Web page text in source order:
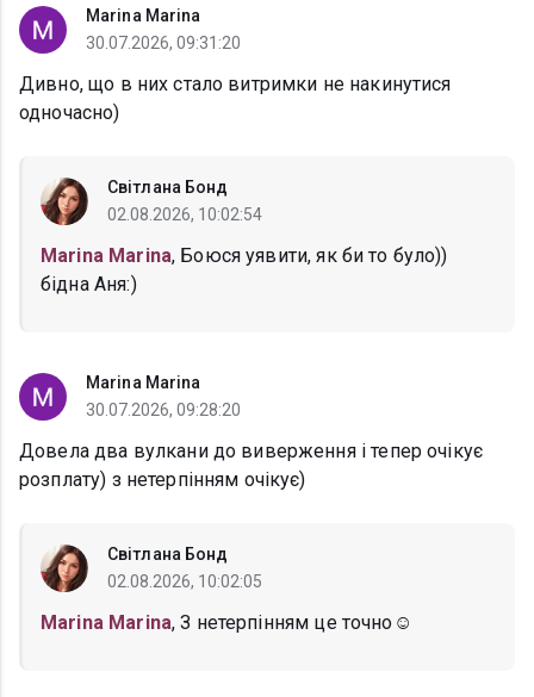
Marina Marina
30.07.2026, 09:31:20
Дивно, що в них стало витримки не накинутися
одночасно)
Світлана Бонд
02.08.2026, 10:02:54
Marina Marina, Боюся уявити, як би то було))
бідна Аня:)
Marina Marina
30.07.2026, 09:28:20
Довела два вулкани до виверження і тепер очікує
розплату) з нетерпінням очікує)
Світлана Бонд
02.08.2026, 10:02:05
Marina Marina, З нетерпінням це точно☺️